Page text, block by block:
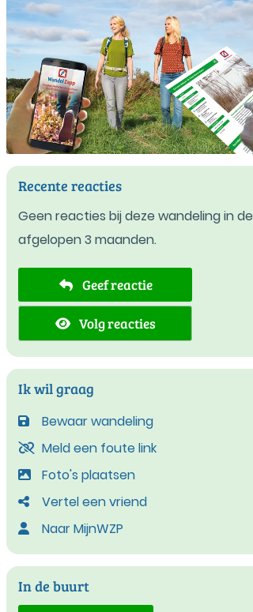
Recente reacties
Geen reacties bij deze wandeling in de
afgelopen 3 maanden.
Geef reactie
Volg reacties
Ik wil graag
Bewaar wandeling
Meld een foute link
Foto's plaatsen
Vertel een vriend
Naar MijnWZP
In de buurt